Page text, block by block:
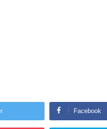
Facebook